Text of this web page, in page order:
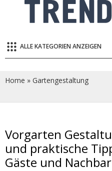
ALLE KATEGORIEN ANZEIGEN
Home » Gartengestaltung
Vorgarten
und praktische
Gäste und